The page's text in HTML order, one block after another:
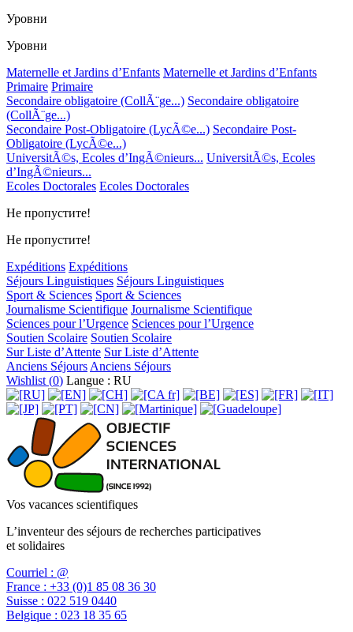
Уровни
Уровни
Maternelle et Jardins d’Enfants Maternelle et Jardins d’Enfants
Primaire Primaire
Secondaire obligatoire (CollÃ¨ge...) Secondaire obligatoire
(CollÃ¨ge...)
Secondaire Post-Obligatoire (LycÃ©e...) Secondaire Post-
Obligatoire (LycÃ©e...)
UniversitÃ©s, Ecoles d’IngÃ©nieurs... UniversitÃ©s, Ecoles
d’IngÃ©nieurs...
Ecoles Doctorales Ecoles Doctorales
Не пропустите!
Не пропустите!
Expéditions Expéditions
Séjours Linguistiques Séjours Linguistiques
Sport & Sciences Sport & Sciences
Journalisme Scientifique Journalisme Scientifique
Sciences pour l’Urgence Sciences pour l’Urgence
Soutien Scolaire Soutien Scolaire
Sur Liste d’Attente Sur Liste d’Attente
Anciens SéjoursAnciens Séjours
Wishlist (0) Langue : RU
Vos vacances scientifiques
L’inventeur des séjours de recherches participatives
et solidaires
Courriel : @
France : +33 (0)1 85 08 36 30
Suisse : 022 519 0440
Belgique : 023 18 35 65